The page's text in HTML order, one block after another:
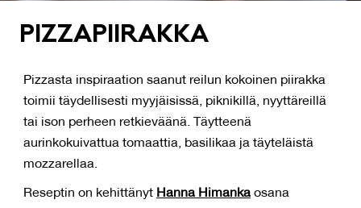
PIZ­ZA­PII­RAK­KA
Pizzasta inspiraation saanut reilun kokoinen piirakka
toimii täydellisesti myyjäisissä, piknikillä, nyyttäreillä
tai ison perheen retkieväänä. Täytteenä
aurinkokuivattua tomaattia, basilikaa ja täyteläistä
mozzarellaa.
Reseptin on kehittänyt Hanna Himanka osana